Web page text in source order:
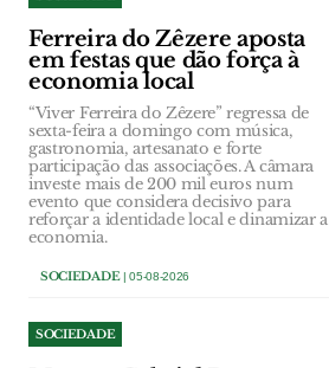
Ferreira do Zêzere aposta
em festas que dão força à
economia local
“Viver Ferreira do Zêzere” regressa de
sexta-feira a domingo com música,
gastronomia, artesanato e forte
participação das associações. A câmara
investe mais de 200 mil euros num
evento que considera decisivo para
reforçar a identidade local e dinamizar a
economia.
SOCIEDADE| 05-08-2026
SOCIEDADE